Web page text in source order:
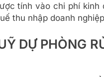
tính vào chi phí
thu nhập doanh
DỰ PHÒNG